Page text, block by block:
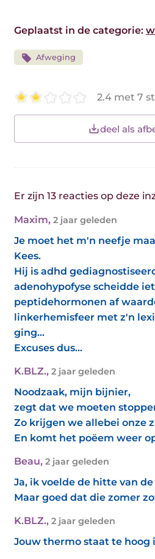
Geplaatst in de categorie:
Afweging
2.4 met 7
deel als
Er zijn 13 reacties op deze
Maxim, 2 jaar geleden
Je moet het m'n neefje
Kees.
Hij is adhd
adenohypofyse scheidde
peptidehormonen af
linkerhemisfeer met z'n
ging...
Excuses dus...
K.BLZ., 2 jaar geleden
Noodzaak, mijn bijnier,
zegt dat we moeten
Zo krijgen we allebei onze
En komt het poëem weer
Beau, 2 jaar geleden
Ja, ik voelde de hitte van
Maar goed dat die zomer
K.BLZ., 2 jaar geleden
Jouw thermo staat te hoog